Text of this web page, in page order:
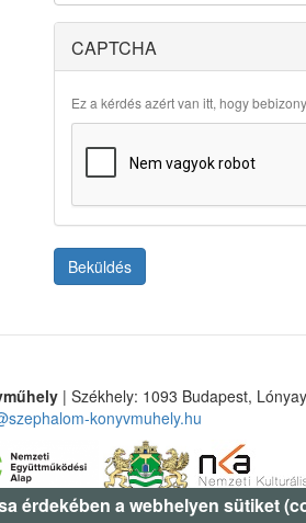
CAPTCHA
Ez a kérdés azért van itt, hogy
Beküldés
| Székhely: 1093 Budapest,
konyvmuhely.hu
érdekében a webhelyen sütiket